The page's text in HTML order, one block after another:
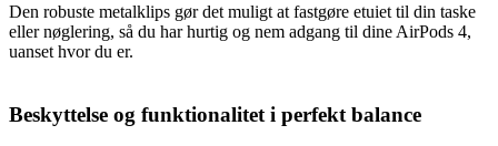
Den robuste metalklips gør det muligt at fastgøre etuiet til din taske
eller nøglering, så du har hurtig og nem adgang til dine AirPods 4,
uanset hvor du er.
Beskyttelse og funktionalitet i perfekt balance